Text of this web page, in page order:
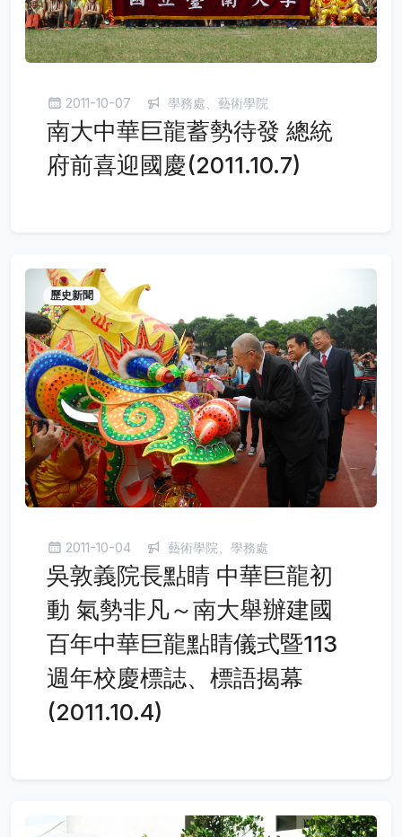
2011-10-07 學務處、藝術學院
南大中華巨龍蓄勢待發 總統
府前喜迎國慶(2011.10.7)
歷史新聞
2011-10-04 藝術學院、學務處
吳敦義院長點睛 中華巨龍初
動 氣勢非凡～南大舉辦建國
百年中華巨龍點睛儀式暨113
週年校慶標誌、標語揭幕
(2011.10.4)